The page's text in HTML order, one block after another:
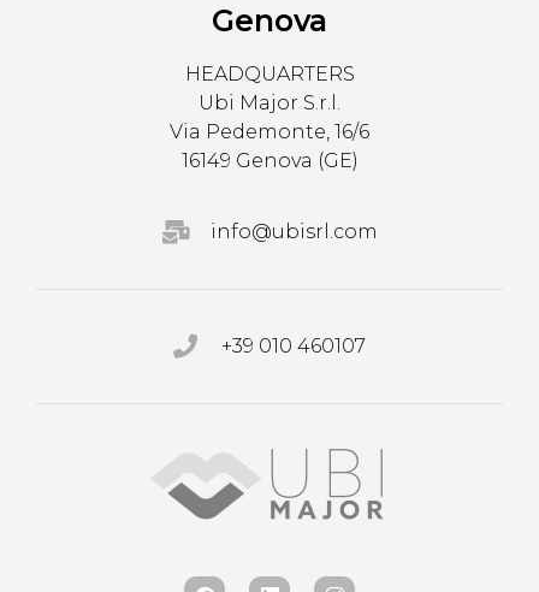
Genova
HEADQUARTERS
Ubi Major S.r.l.
Via Pedemonte, 16/6
16149 Genova (GE)
info@ubisrl.com
+39 010 460107